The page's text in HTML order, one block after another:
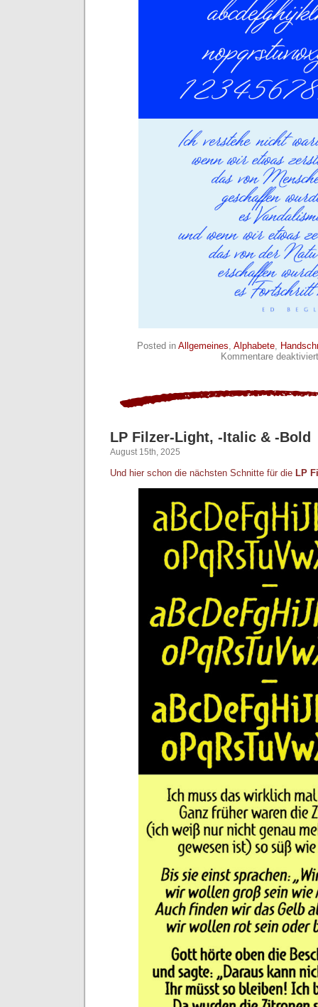
Posted in Allgemeines, Alphabete,
Kommentare deaktiviert
LP Filzer-Light, -Italic & -Bold
August 15th, 2025
Und hier schon die nächsten Schnitte für die LP